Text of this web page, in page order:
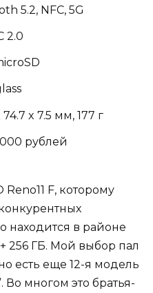
5.2, NFC, 5G
2.0
x 7.5 мм, 177 г
рублей
F, которому
находится в районе
256 ГБ. Мой выбор пал
есть еще 12-я модель
Во многом это братья-